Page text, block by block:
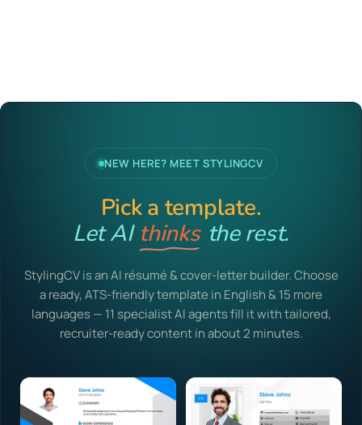
NEW HERE? MEET STYLINGCV
Pick a template.
Let AIthinks the rest.
StylingCV is an AI résumé & cover-letter builder. Choose
a ready, ATS-friendly template in English & 15 more
languages — 11 specialist AI agents fill it with tailored,
recruiter-ready content in about 2 minutes.